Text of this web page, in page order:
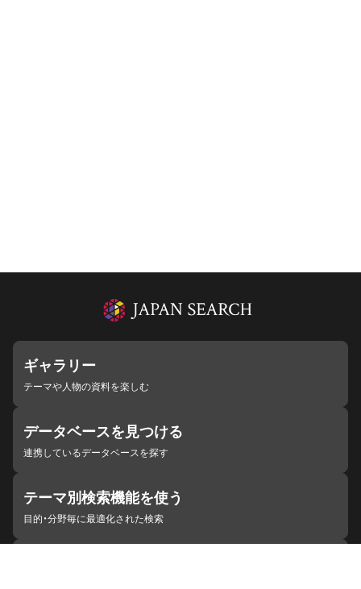
ギャラリー
テーマや人物の資料を楽しむ
データベースを見つける
連携しているデータベースを探す
テーマ別検索機能を使う
目的・分野毎に最適化された検索